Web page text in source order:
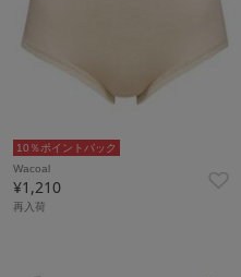
10％ポイントバック
Wacoal
¥1,210
再入荷